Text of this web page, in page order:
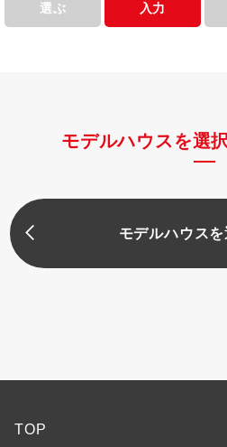
選ぶ
入力
モデルハウスを選
モデルハウス
TOP